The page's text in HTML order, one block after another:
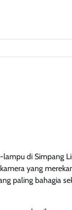
di Simpang
yang
paling bahagia